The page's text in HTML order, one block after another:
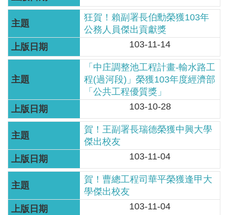
頁
見
信
見
問
答
廉
政
平
臺
狂賀！賴副署長伯勳榮獲103年
公務人員傑出貢獻獎
103-11-14
「中庄調整池工程計畫-輸水路工
程(過河段)」榮獲103年度經濟部
「公共工程優質獎」
103-10-28
賀！王副署長瑞德榮獲中興大學
傑出校友
103-11-04
賀！曹總工程司華平榮獲逢甲大
學傑出校友
103-11-04